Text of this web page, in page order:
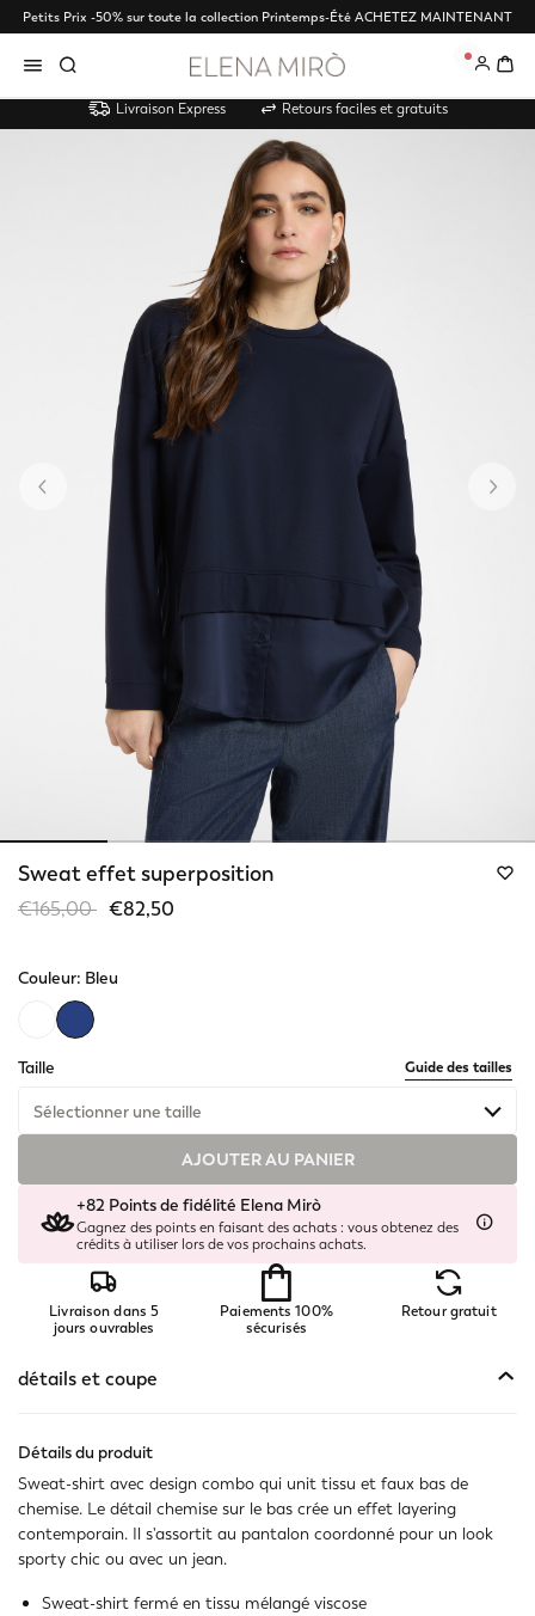
Petits Prix -50% sur toute la collection Printemps-Été ACHETEZ MAINTENANT
0
Livraison Express Retours faciles et gratuits
Précédent
Sweat effet superposition
Price reduced from
€165,00to€82,50
Couleur: Bleu
Taille
Guide des tailles
Sélectionner une taille
Disponible
Disponible
Disponible
Disponible
AJOUTER AU PANIER
+82 Points de fidélité Elena Mirò
Gagnez des points en faisant des achats : vous obtenez des
crédits à utiliser lors de vos prochains achats.
Livraison dans 5
jours ouvrables
Paiements 100%
sécurisés
Retour gratuit
détails et coupe
Détails du produit
Sweat-shirt avec design combo qui unit tissu et faux bas de
chemise. Le détail chemise sur le bas crée un effet layering
contemporain. Il s'assortit au pantalon coordonné pour un look
sporty chic ou avec un jean.
Sweat-shirt fermé en tissu mélangé viscose